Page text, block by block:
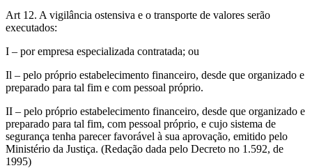
Art 12. A vigilância ostensiva e o transporte de valores serão
executados:
I – por empresa especializada contratada; ou
Il – pelo próprio estabelecimento financeiro, desde que organizado e
preparado para tal fim e com pessoal próprio.
II – pelo próprio estabelecimento financeiro, desde que organizado e
preparado para tal fim, com pessoal próprio, e cujo sistema de
segurança tenha parecer favorável à sua aprovação, emitido pelo
Ministério da Justiça. (Redação dada pelo Decreto no 1.592, de
1995)